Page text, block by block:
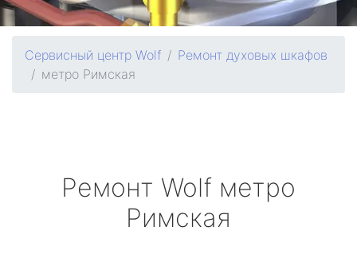
Сервисный центр Wolf
Ремонт духовых шкафов
метро Римская
Ремонт Wolf метро
Римская